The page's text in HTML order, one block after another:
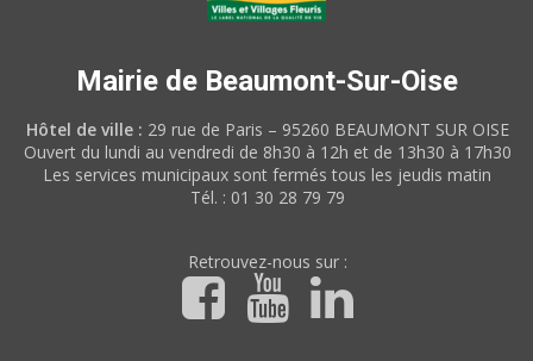
Mairie de Beaumont-Sur-Oise
Hôtel de ville : 29 rue de Paris – 95260 BEAUMONT SUR OISE
Ouvert du lundi au vendredi de 8h30 à 12h et de 13h30 à 17h30
Les services municipaux sont fermés tous les jeudis matin
Tél. : 01 30 28 79 79
Retrouvez-nous sur :